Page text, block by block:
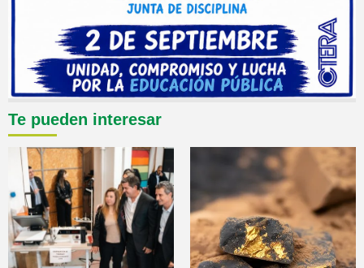
Te pueden interesar